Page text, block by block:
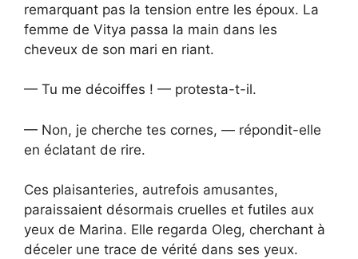
remarquant pas la tension entre les époux. La
femme de Vitya passa la main dans les
cheveux de son mari en riant.
— Tu me décoiffes ! — protesta-t-il.
— Non, je cherche tes cornes, — répondit-elle
en éclatant de rire.
Ces plaisanteries, autrefois amusantes,
paraissaient désormais cruelles et futiles aux
yeux de Marina. Elle regarda Oleg, cherchant à
déceler une trace de vérité dans ses yeux.